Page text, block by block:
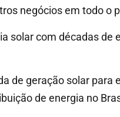
negócios em todo o
solar com décadas de
de geração solar para
de energia no